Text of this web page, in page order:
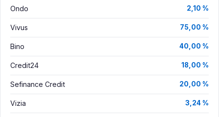
Ondo 2,10 %
Vivus 75,00 %
Bino 40,00 %
Credit24 18,00 %
Sefinance Credit 20,00 %
Vizia 3,24 %